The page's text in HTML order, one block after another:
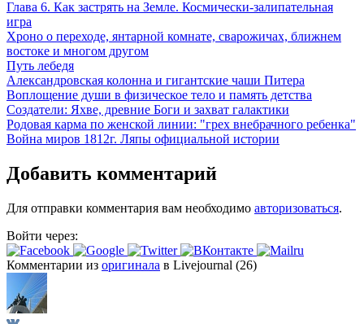
Глава 6. Как застрять на Земле. Космически-залипательная
игра
Хроно о переходе, янтарной комнате, сварожичах, ближнем
востоке и многом другом
Путь лебедя
Александровская колонна и гигантские чаши Питера
Воплощение души в физическое тело и память детства
Создатели: Яхве, древние Боги и захват галактики
Родовая карма по женской линии: "грех внебрачного ребенка"
Война миров 1812г. Ляпы официальной истории
Добавить комментарий
Для отправки комментария вам необходимо авторизоваться.
Войти через:
Комментарии из оригинала в Livejournal (26)